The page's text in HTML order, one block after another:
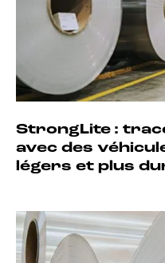
StrongLite :
avec des
légers et plus